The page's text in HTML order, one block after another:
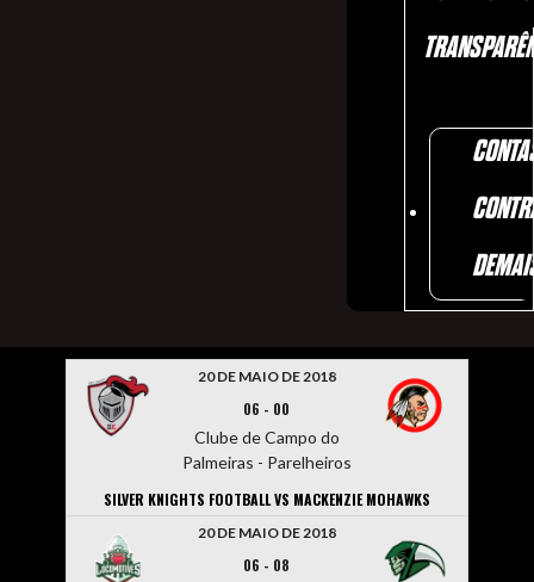
20 DE MAIO DE 2018
06 - 00
Clube de Campo do
Palmeiras - Parelheiros
SILVER KNIGHTS FOOTBALL VS MACKENZIE MOHAWKS
20 DE MAIO DE 2018
06 - 08